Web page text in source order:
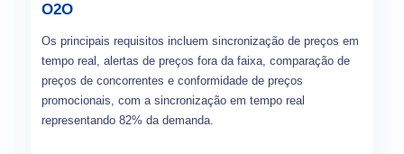
O2O
Os principais requisitos incluem sincronização de preços em
tempo real, alertas de preços fora da faixa, comparação de
preços de concorrentes e conformidade de preços
promocionais, com a sincronização em tempo real
representando 82% da demanda.